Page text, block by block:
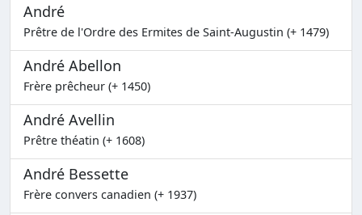
André
Prêtre de l'Ordre des Ermites de Saint-Augustin (+ 1479)
André Abellon
Frère prêcheur (+ 1450)
André Avellin
Prêtre théatin (+ 1608)
André Bessette
Frère convers canadien (+ 1937)